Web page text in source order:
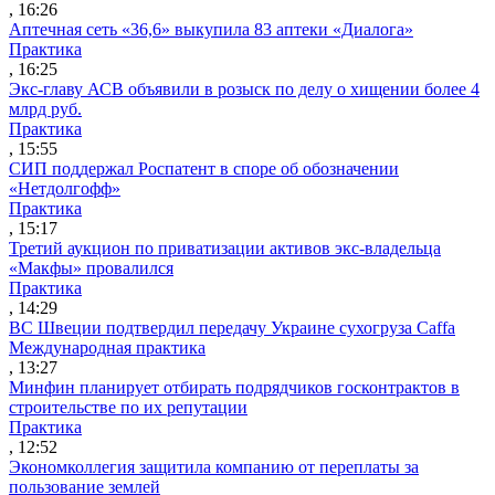
, 16:26
Аптечная сеть «36,6» выкупила 83 аптеки «Диалога»
Практика
, 16:25
Экс-главу АСВ объявили в розыск по делу о хищении более 4
млрд руб.
Практика
, 15:55
СИП поддержал Роспатент в споре об обозначении
«Нетдолгофф»
Практика
, 15:17
Третий аукцион по приватизации активов экс-владельца
«Макфы» провалился
Практика
, 14:29
ВС Швеции подтвердил передачу Украине сухогруза Caffa
Международная практика
, 13:27
Минфин планирует отбирать подрядчиков госконтрактов в
строительстве по их репутации
Практика
, 12:52
Экономколлегия защитила компанию от переплаты за
пользование землей